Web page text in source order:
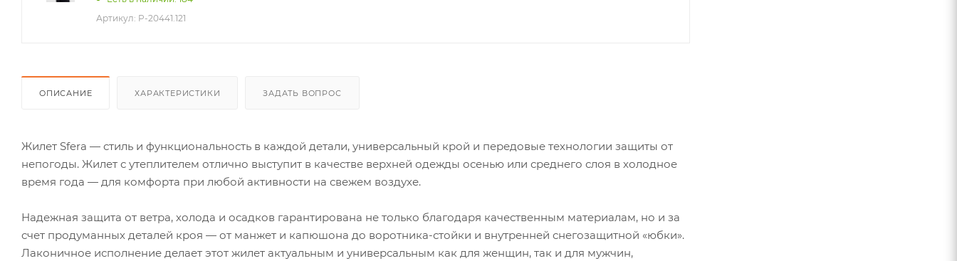
Артикул: P-20441.121
ОПИСАНИЕ ХАРАКТЕРИСТИКИ ЗАДАТЬ ВОПРОС
Жилет Sfera — стиль и функциональность в каждой детали, универсальный крой и передовые технологии защиты от
непогоды. Жилет с утеплителем отлично выступит в качестве верхней одежды осенью или среднего слоя в холодное
время года — для комфорта при любой активности на свежем воздухе.
Надежная защита от ветра, холода и осадков гарантирована не только благодаря качественным материалам, но и за
счет продуманных деталей кроя — от манжет и капюшона до воротника-стойки и внутренней снегозащитной «юбки».
Лаконичное исполнение делает этот жилет актуальным и универсальным как для женщин, так и для мужчин,